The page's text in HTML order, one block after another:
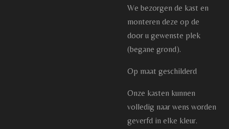
We bezorgen de kast en
monteren deze op de
door u gewenste plek
(begane grond).
Op maat geschilderd
Onze kasten kunnen
volledig naar wens worden
geverfd in elke kleur.